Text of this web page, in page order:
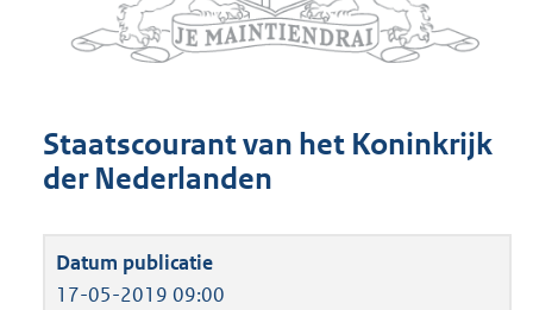
Staatscourant van het Koninkrijk
der Nederlanden
17-05-2019 09:00